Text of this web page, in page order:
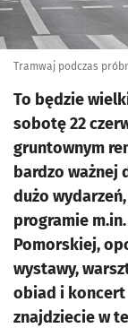
Tramwaj podczas
To będzie
sobotę 22
gruntownym
bardzo ważnej
dużo
programie
Pomorskiej,
wystawy,
obiad i koncert
znajdziecie w